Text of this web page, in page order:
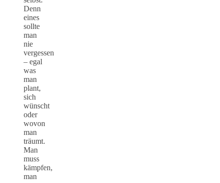
Denn
eines
sollte
man
nie
vergessen
– egal
was
man
plant,
sich
wünscht
oder
wovon
man
träumt.
Man
muss
kämpfen,
man